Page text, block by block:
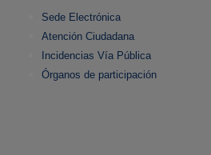
Sede Electrónica
Atención Ciudadana
Incidencias Vía Pública
Órganos de participación